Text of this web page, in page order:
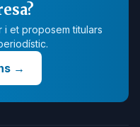
i et proposem titulars
→